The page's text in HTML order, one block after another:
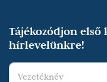
Tájékozódjon első
hírlevelünkre!